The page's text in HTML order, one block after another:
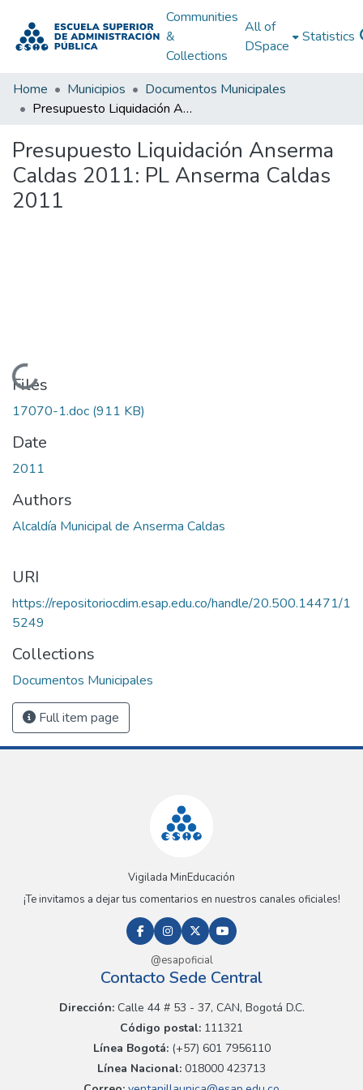
Communities
&
Collections
All of
DSpace
Statistics
Home Municipios
Documentos Municipales
Presupuesto Liquidación Anserma Caldas 2011: PL Anserma Caldas 2011
Presupuesto Liquidación Anserma
Caldas 2011: PL Anserma Caldas
2011
Loading...
Files
17070-1.doc (911 KB)
Date
2011
Authors
Alcaldía Municipal de Anserma Caldas
URI
https://repositoriocdim.esap.edu.co/handle/20.500.14471/1
5249
Collections
Documentos Municipales
Full item page
Vigilada MinEducación
¡Te invitamos a dejar tus comentarios en nuestros canales oficiales!
@esapoficial
Contacto Sede Central
Dirección:Calle 44 # 53 - 37, CAN, Bogotá D.C.
Código postal: 111321
Línea Bogotá:(+57) 601 7956110
Línea Nacional: 018000 423713